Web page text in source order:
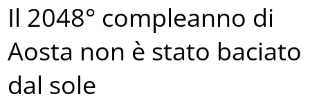
Il 2048° compleanno di
Aosta non è stato baciato
dal sole